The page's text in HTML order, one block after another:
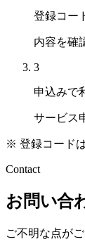
登録コー
内容を確
3
申込みで
サービス
※ 登録コード
Contact
お問い合
ご不明な点が